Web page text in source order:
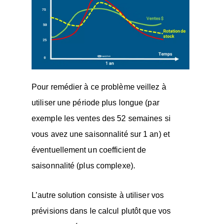
Pour remédier à ce problème veillez à
utiliser une période plus longue (par
exemple les ventes des 52 semaines si
vous avez une saisonnalité sur 1 an) et
éventuellement un coefficient de
saisonnalité (plus complexe).
L’autre solution consiste à utiliser vos
prévisions dans le calcul plutôt que vos